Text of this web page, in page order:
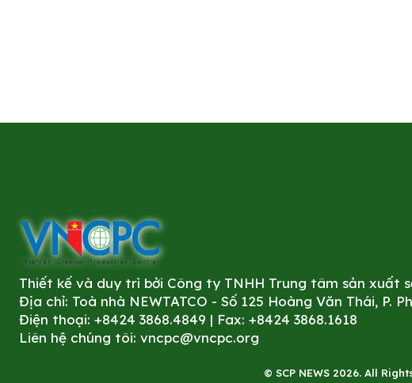
Thiết kế và duy trì bởi Công ty TNHH Trung tâm sản xuất
Địa chỉ: Toà nhà NEWTATCO - Số 125 Hoàng Văn Thái, P.
Điện thoại: +8424 3868.4849 | Fax: +8424 3868.1618
Liên hệ chúng tôi: vncpc@vncpc.org
© SCP NEWS 2026. All